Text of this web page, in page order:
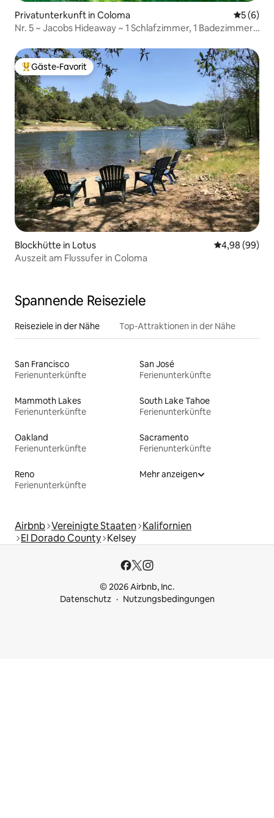
Privatunterkunft in Coloma
5 (6)
Nr. 5 ~ Jacobs Hideaway ~ 1 Schlafzimmer, 1 Badezimmer,
Beliebter Gäste-Favorit.
Gäste-Favorit
Blockhütte in Lotus
4,98 (99)
Auszeit am Flussufer in Coloma
Spannende Reiseziele
Reiseziele in der Nähe Top-Attraktionen in der Nähe
San Francisco
Ferienunterkünfte
San José
Ferienunterkünfte
Mammoth Lakes
Ferienunterkünfte
South Lake Tahoe
Ferienunterkünfte
Oakland
Ferienunterkünfte
Sacramento
Ferienunterkünfte
Reno
Ferienunterkünfte
Mehr anzeigen
Airbnb Vereinigte Staaten Kalifornien
El Dorado County Kelsey
© 2026 Airbnb, Inc.
Datenschutz
Nutzungsbedingungen